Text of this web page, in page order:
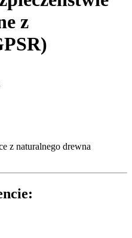
z
z naturalnego drewna